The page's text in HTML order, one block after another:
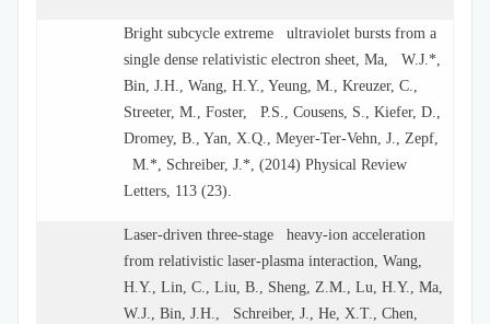
Bright subcycle extreme ultraviolet bursts from a
single dense relativistic electron sheet, Ma, W.J.*,
Bin, J.H., Wang, H.Y., Yeung, M., Kreuzer, C.,
Streeter, M., Foster, P.S., Cousens, S., Kiefer, D.,
Dromey, B., Yan, X.Q., Meyer-Ter-Vehn, J., Zepf,
M.*, Schreiber, J.*, (2014) Physical Review
Letters, 113 (23).
Laser-driven three-stage heavy-ion acceleration
from relativistic laser-plasma interaction, Wang,
H.Y., Lin, C., Liu, B., Sheng, Z.M., Lu, H.Y., Ma,
W.J., Bin, J.H., Schreiber, J., He, X.T., Chen,